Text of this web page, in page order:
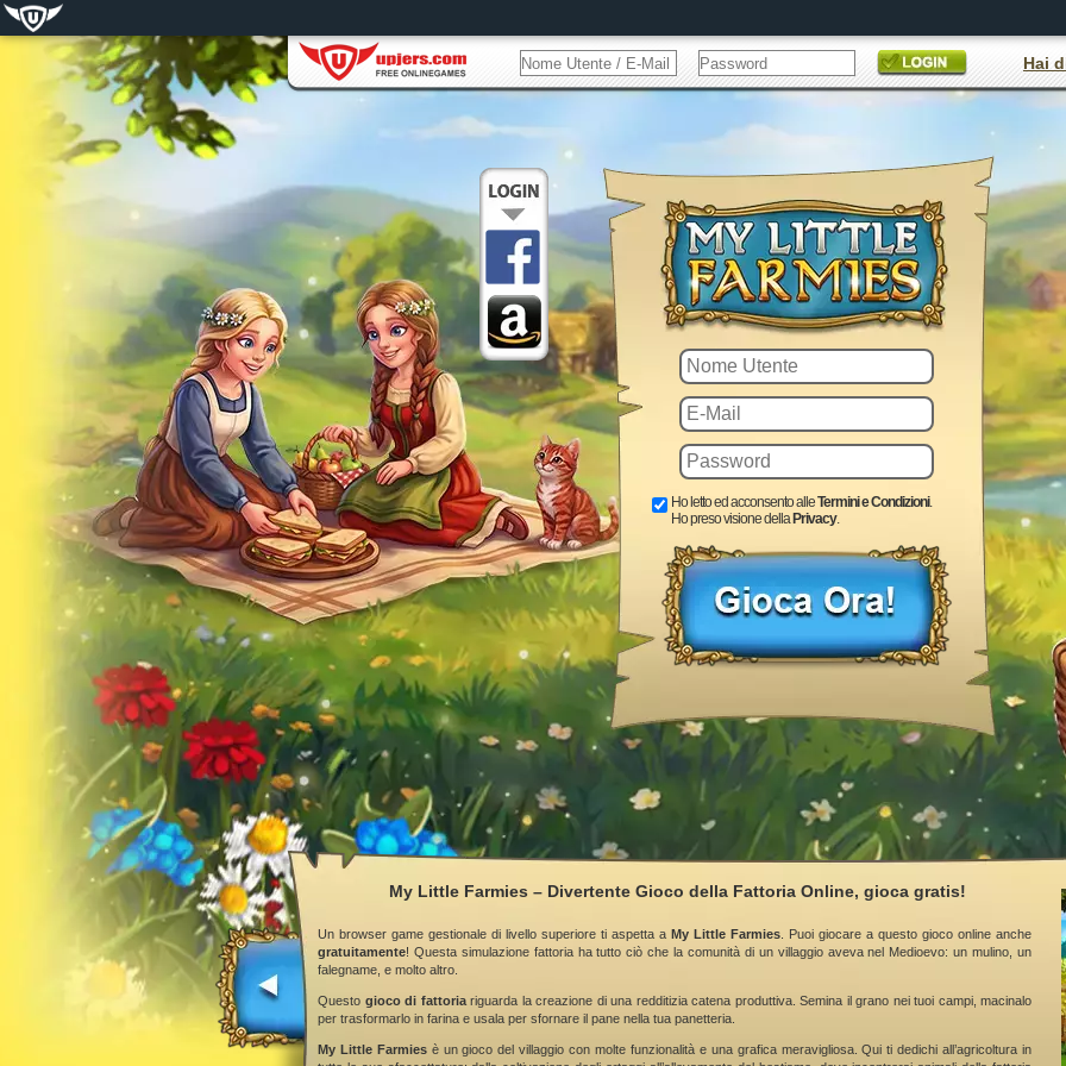
Ho letto ed acconsento alleTermini e Condizioni.
Ho preso visione della Privacy.
Hai
My Little Farmies – Divertente Gioco della Fattoria Online, gioca gratis!
Un browser game gestionale di livello superiore ti aspetta a My Little Farmies . Puoi giocare a questo gioco online anche
gratuitamente! Questa simulazione fattoria ha tutto ciò che la comunità di un villaggio aveva nel Medioevo: un mulino, un
falegname, e molto altro.
Questo gioco di fattoriariguarda la creazione di una redditizia catena produttiva. Semina il grano nei tuoi campi, macinalo
per trasformarlo in farina e usala per sfornare il pane nella tua panetteria.
My Little Farmiesè un gioco del villaggio con molte funzionalità e una grafica meravigliosa. Qui ti dedichi all’agricoltura in